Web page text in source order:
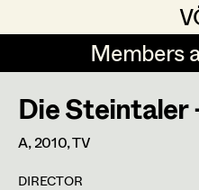
Members
Members
DE EN
Isidor Wimmer
In Memoriam
Die Steintaler
A,2010, TV
DIRECTOR